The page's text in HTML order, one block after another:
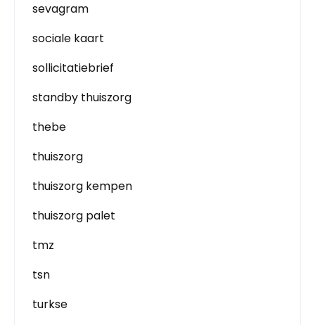
sevagram
sociale kaart
sollicitatiebrief
standby thuiszorg
thebe
thuiszorg
thuiszorg kempen
thuiszorg palet
tmz
tsn
turkse